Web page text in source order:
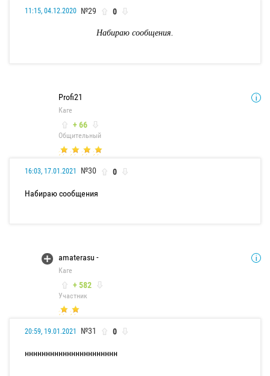
11:15, 04.12.2020 №29 0
Набираю сообщения.
Profi21
Каге
+ 66
Общительный
16:03, 17.01.2021 №30 0
Набираю сообщения
amaterasu -
Каге
+ 582
Участник
20:59, 19.01.2021 №31 0
нннннннннннннннннннннн